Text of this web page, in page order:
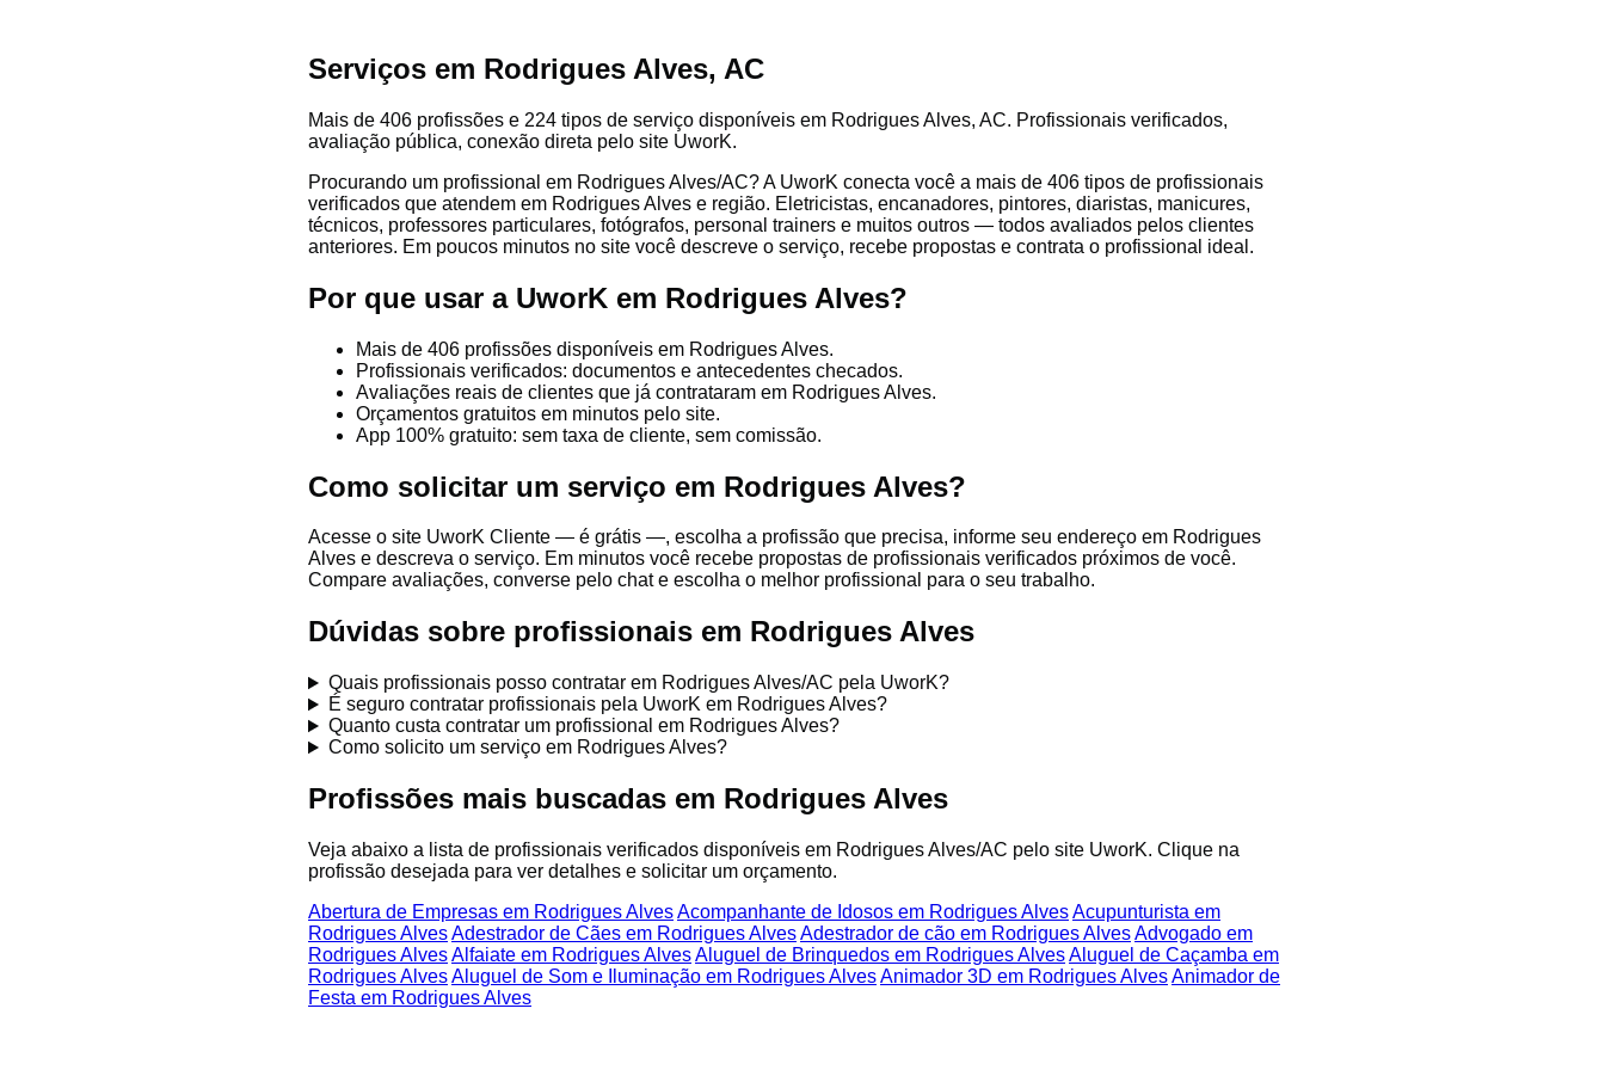
Serviços em Rodrigues Alves, AC
Mais de 406 profissões e 224 tipos de serviço disponíveis em Rodrigues Alves, AC. Profissionais verificados,
avaliação pública, conexão direta pelo site UworK.
Procurando um profissional em Rodrigues Alves/AC? A UworK conecta você a mais de 406 tipos de profissionais
verificados que atendem em Rodrigues Alves e região. Eletricistas, encanadores, pintores, diaristas, manicures,
técnicos, professores particulares, fotógrafos, personal trainers e muitos outros — todos avaliados pelos clientes
anteriores. Em poucos minutos no site você descreve o serviço, recebe propostas e contrata o profissional ideal.
Por que usar a UworK em Rodrigues Alves?
Mais de 406 profissões disponíveis em Rodrigues Alves.
Profissionais verificados: documentos e antecedentes checados.
Avaliações reais de clientes que já contrataram em Rodrigues Alves.
Orçamentos gratuitos em minutos pelo site.
App 100% gratuito: sem taxa de cliente, sem comissão.
Como solicitar um serviço em Rodrigues Alves?
Acesse o site UworK Cliente — é grátis —, escolha a profissão que precisa, informe seu endereço em Rodrigues
Alves e descreva o serviço. Em minutos você recebe propostas de profissionais verificados próximos de você.
Compare avaliações, converse pelo chat e escolha o melhor profissional para o seu trabalho.
Dúvidas sobre profissionais em Rodrigues Alves
Quais profissionais posso contratar em Rodrigues Alves/AC pela UworK?
É seguro contratar profissionais pela UworK em Rodrigues Alves?
Quanto custa contratar um profissional em Rodrigues Alves?
Como solicito um serviço em Rodrigues Alves?
Profissões mais buscadas em Rodrigues Alves
Veja abaixo a lista de profissionais verificados disponíveis em Rodrigues Alves/AC pelo site UworK. Clique na
profissão desejada para ver detalhes e solicitar um orçamento.
Abertura de Empresas em Rodrigues AlvesAcompanhante de Idosos em Rodrigues AlvesAcupunturista em
Rodrigues AlvesAdestrador de Cães em Rodrigues AlvesAdestrador de cão em Rodrigues AlvesAdvogado em
Rodrigues AlvesAlfaiate em Rodrigues AlvesAluguel de Brinquedos em Rodrigues AlvesAluguel de Caçamba em
Rodrigues AlvesAluguel de Som e Iluminação em Rodrigues AlvesAnimador 3D em Rodrigues AlvesAnimador de
Festa em Rodrigues Alves